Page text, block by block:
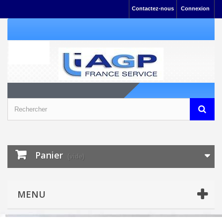
Connexion
Contactez-nous
Panier (vide)
MENU